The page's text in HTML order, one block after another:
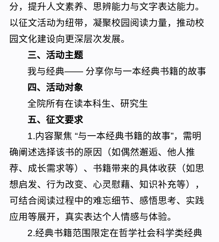
分，提升人文素养、思辨能力与文字表达能力。
以征文活动为纽带，凝聚校园阅读力量，推动校
园文化建设向更深层次发展。
三、活动主题
我与经典—— 分享你与一本经典书籍的故事
四、活动对象
全院所有在读本科生、研究生
五、征文要求
1.内容聚焦 “与一本经典书籍的故事”，需明
确阐述选择该书的原因（如偶然邂逅、他人推
荐、成长需求等）、书籍带来的具体收获（如思
想启发、行为改变、心灵慰藉、知识补充等），
可结合阅读过程中的难忘细节、感悟思考、实践
应用等展开，真实表达个人情感与体验。
2.经典书籍范围限定在哲学社会科学类经典